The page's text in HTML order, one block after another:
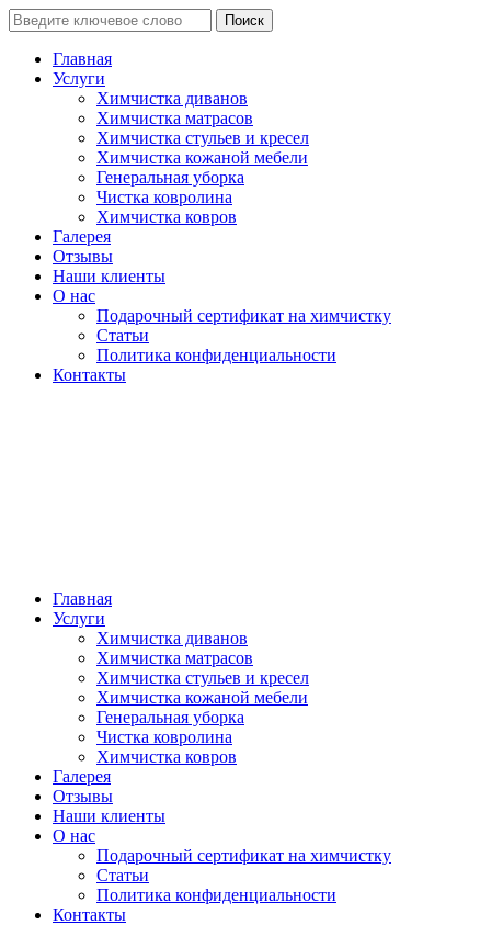
Поиск
Главная
Услуги
Химчистка диванов
Химчистка матрасов
Химчистка стульев и кресел
Химчистка кожаной мебели
Генеральная уборка
Чистка ковролина
Химчистка ковров
Галерея
Отзывы
Наши клиенты
О нас
Подарочный сертификат на химчистку
Статьи
Политика конфиденциальности
Контакты
Главная
Услуги
Химчистка диванов
Химчистка матрасов
Химчистка стульев и кресел
Химчистка кожаной мебели
Генеральная уборка
Чистка ковролина
Химчистка ковров
Галерея
Отзывы
Наши клиенты
О нас
Подарочный сертификат на химчистку
Статьи
Политика конфиденциальности
Контакты